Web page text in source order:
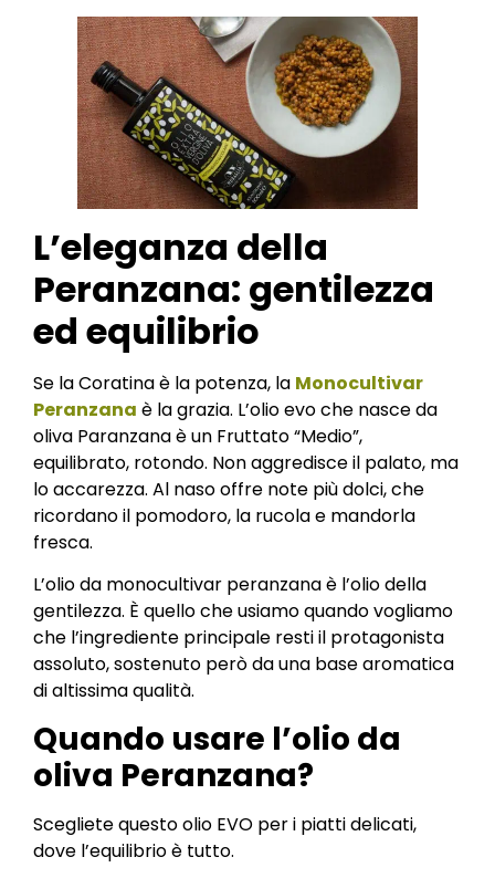
L’eleganza della
Peranzana: gentilezza
ed equilibrio
Se la Coratina è la potenza, la Monocultivar
Peranzana è la grazia. L’olio evo che nasce da
oliva Paranzana è un Fruttato “Medio”,
equilibrato, rotondo. Non aggredisce il palato, ma
lo accarezza. Al naso offre note più dolci, che
ricordano il pomodoro, la rucola e mandorla
fresca.
L’olio da monocultivar peranzana è l’olio della
gentilezza. È quello che usiamo quando vogliamo
che l’ingrediente principale resti il protagonista
assoluto, sostenuto però da una base aromatica
di altissima qualità.
Quando usare l’olio da
oliva Peranzana?
Scegliete questo olio EVO per i piatti delicati,
dove l’equilibrio è tutto.